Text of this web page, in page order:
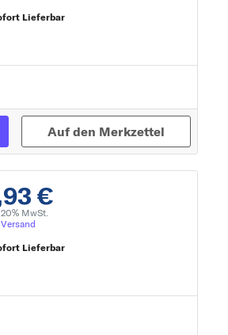
Lieferbar
Auf den Merkzettel
€
MwSt.
Versand
Lieferbar